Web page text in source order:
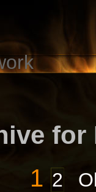
for
1 2